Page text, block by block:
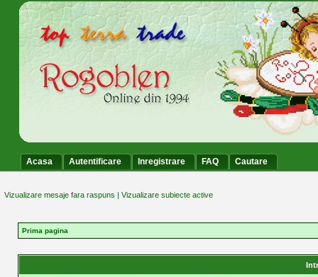
Acasa Autentificare Inregistrare FAQ Cautare
Vizualizare mesaje fara raspuns | Vizualizare subiecte active
Prima pagina